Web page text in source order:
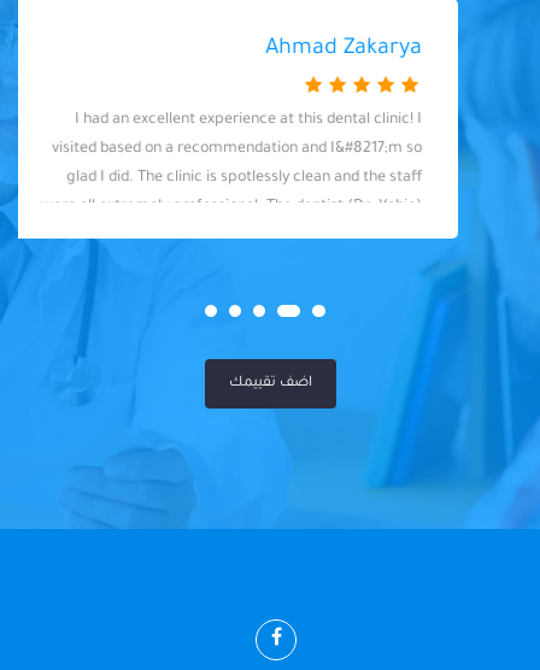
Ahmad Zakarya
I had an excellent experience at this dental clinic! I
visited based on a recommendation and I&#8217;m so
glad I did. The clinic is spotlessly clean and the staff
were all extremely professional. The dentist (Dr. Yahia)
was fantastic - knowledgeable, skilled, and so friendly. I
felt well taken care of throughout my visit. Highly
اضف تقييمك